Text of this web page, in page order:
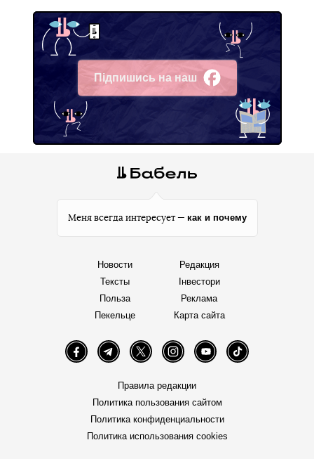
Підпишись на наш
Facebook
Меня всегда интересует — как и почему
Новости
Тексты
Польза
Пекельце
Редакция
Інвестори
Реклама
Карта сайта
FacebookTelegramTwitter InstagramYouTube TikTok
Правила редакции
Политика пользования сайтом
Политика конфиденциальности
Политика использования cookies